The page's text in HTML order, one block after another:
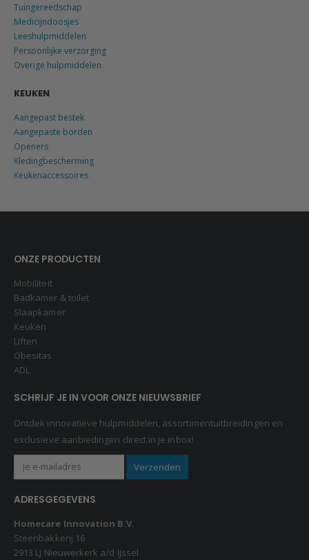
Tuingereedschap
Medicijndoosjes
Leeshulpmiddelen
Persoonlijke verzorging
Overige hulpmiddelen
KEUKEN
Aangepast bestek
Aangepaste borden
Openers
Kledingbescherming
Keukenaccessoires
ONZE PRODUCTEN
Mobiliteit
Badkamer & toilet
Slaapkamer
Keuken
Liften
Obesitas
ADL
SCHRIJF JE IN VOOR ONZE NIEUWSBRIEF
Ontdek innovatieve hulpmiddelen, assortimentuitbreidingen en
exclusieve aanbiedingen direct in je inbox!
ADRESGEGEVENS
Homecare Innovation B.V.
Steenbakkerij 16
2913 LJ Nieuwerkerk a/d IJssel